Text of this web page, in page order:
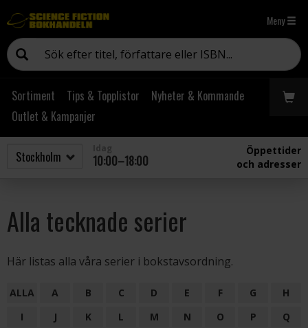
Meny
Sortiment Tips & Topplistor
Nyheter & Kommande
Outlet & Kampanjer
10:00–18:00
Öppettider
och adresser
Alla tecknade serier
Här listas alla våra serier i bokstavsordning.
ALLA A B C D E F G
H
I
J K L M N O P
Q